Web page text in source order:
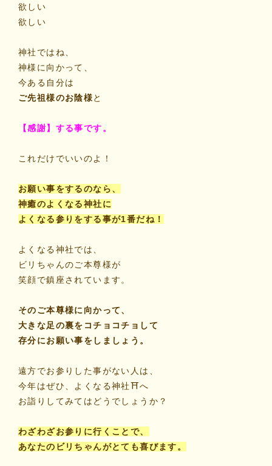
欲しい
欲しい
神社ではね、
神様に向かって、
今ある自分は
ご先祖様のお陰様と
【感謝】する事です。
これだけでいいのよ！
お願い事をするのなら、
神癒のよくなる神社に
よくなる参りをする事が1番だね！
よくなる神社では、
ビリちゃんのご本尊様が
笑顔で鎮座されています。
そのご本尊様に向かって、
大きな足の裏をコチョコチョして
存分にお願い事をしましょう。
遠方でお参りした事がない人は、
今年はぜひ、よくなる神社⛩️へ
お詣りしてみてはどうでしょうか？
わざわざお参りに行くことで、
あなたのビリちゃんがとても喜びます。